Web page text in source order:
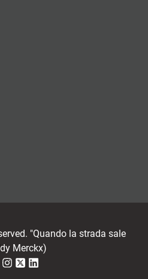
"Quando la strada sale
Merckx)